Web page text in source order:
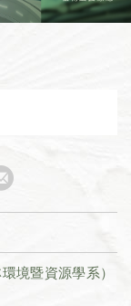
境暨資源學系）